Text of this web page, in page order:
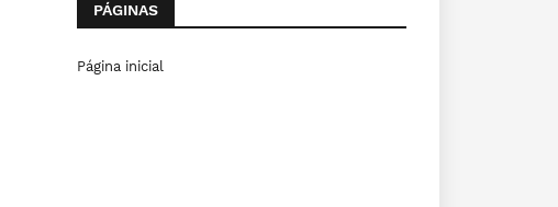
PÁGINAS
Página inicial